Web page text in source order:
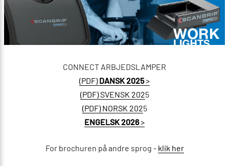
CONNECT ARBJEDSLAMPER
(PDF)DANSK 2025>
(PDF) SVENSK 2025
(PDF) NORSK 2025
ENGELSK 2026>
For brochuren på andre sprog - klik her